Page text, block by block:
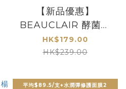
【新品優惠】
BEAUCLAIR 酵菌藻
后導水精華 30ml
HK$179.00
HK$239.00
平均$89.5/支+水潤彈修護面膜2